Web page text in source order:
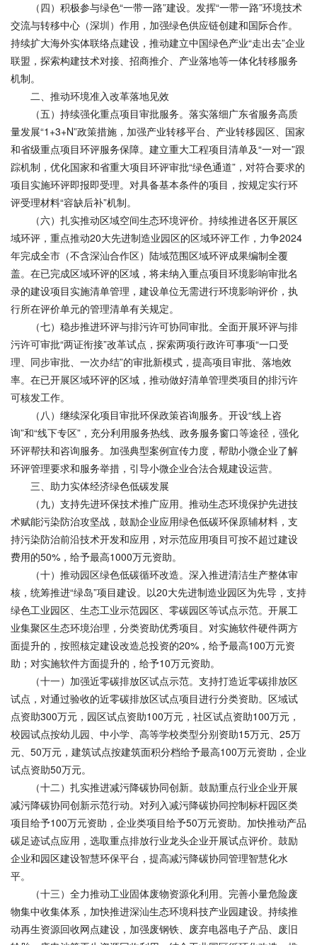
（四）积极参与绿色“一带一路”建设。发挥“一带一路”环境技术
交流与转移中心（深圳）作用，加强绿色供应链创建和国际合作。
持续扩大海外实体联络点建设，推动建立中国绿色产业“走出去”企业
联盟，探索构建技术对接、招商推介、产业落地等一体化转移服务
机制。
二、推动环境准入改革落地见效
（五）持续强化重点项目审批服务。落实落细广东省服务高质
量发展“1+3+N”政策措施，加强产业转移平台、产业转移园区、国家
和省级重点项目环评服务保障。建立重大工程项目清单及“一对一”跟
踪机制，优化国家和省重大项目环评审批“绿色通道”，对符合要求的
项目实施环评即报即受理。对具备基本条件的项目，按规定实行环
评受理材料“容缺后补”机制。
（六）扎实推动区域空间生态环境评价。持续推进各区开展区
域环评，重点推动20大先进制造业园区的区域环评工作，力争2024
年完成全市（不含深汕合作区）陆域范围区域环评成果编制全覆
盖。在已完成区域环评的区域，将未纳入重点项目环境影响审批名
录的建设项目实施清单管理，建设单位无需进行环境影响评价，执
行所在评价单元的管理清单有关规定。
（七）稳步推进环评与排污许可协同审批。全面开展环评与排
污许可审批“两证衔接”改革试点，探索两项行政许可事项“一口受
理、同步审批、一次办结”的审批新模式，提高项目审批、落地效
率。在已开展区域环评的区域，推动做好清单管理类项目的排污许
可核发工作。
（八）继续深化项目审批环保政策咨询服务。开设“线上咨
询”和“线下专区”，充分利用服务热线、政务服务窗口等途径，强化
环评帮扶和咨询服务。加强典型案例宣传力度，帮助小微企业了解
环评管理要求和服务举措，引导小微企业合法合规建设运营。
三、助力实体经济绿色低碳发展
（九）支持先进环保技术推广应用。推动生态环境保护先进技
术赋能污染防治攻坚战，鼓励企业应用绿色低碳环保原辅材料，支
持污染防治前沿技术开发和应用，对示范应用项目可按不超过建设
费用的50%，给予最高1000万元资助。
（十）推动园区绿色低碳循环改造。深入推进清洁生产整体审
核，统筹推进“绿岛”项目建设。以20大先进制造业园区为先导，支持
绿色工业园区、生态工业示范园区、零碳园区等试点示范。开展工
业集聚区生态环境治理，分类资助优秀项目。对实施软件硬件两方
面提升的，按照核定建设改造总投资的20%，给予最高100万元资
助；对实施软件方面提升的，给予10万元资助。
（十一）加强近零碳排放区试点示范。支持打造近零碳排放区
试点，对通过验收的近零碳排放区试点项目进行分类资助。区域试
点资助300万元，园区试点资助100万元，社区试点资助100万元，
校园试点按幼儿园、中小学、高等学校类型分别资助15万元、25万
元、50万元，建筑试点按建筑面积分档给予最高100万元资助，企业
试点资助50万元。
（十二）扎实推进减污降碳协同创新。鼓励重点行业企业开展
减污降碳协同创新示范行动。对列入减污降碳协同控制标杆园区类
项目给予100万元资助，企业类项目给予50万元资助。加快推动产品
碳足迹试点应用，选取重点排放行业龙头企业开展试点评价。鼓励
企业和园区建设智慧环保平台，提高减污降碳协同管理智慧化水
平。
（十三）全力推动工业固体废物资源化利用。完善小量危险废
物集中收集体系，加快推进深汕生态环境科技产业园建设。持续推
动再生资源回收网点建设，加强废钢铁、废弃电器电子产品、废旧